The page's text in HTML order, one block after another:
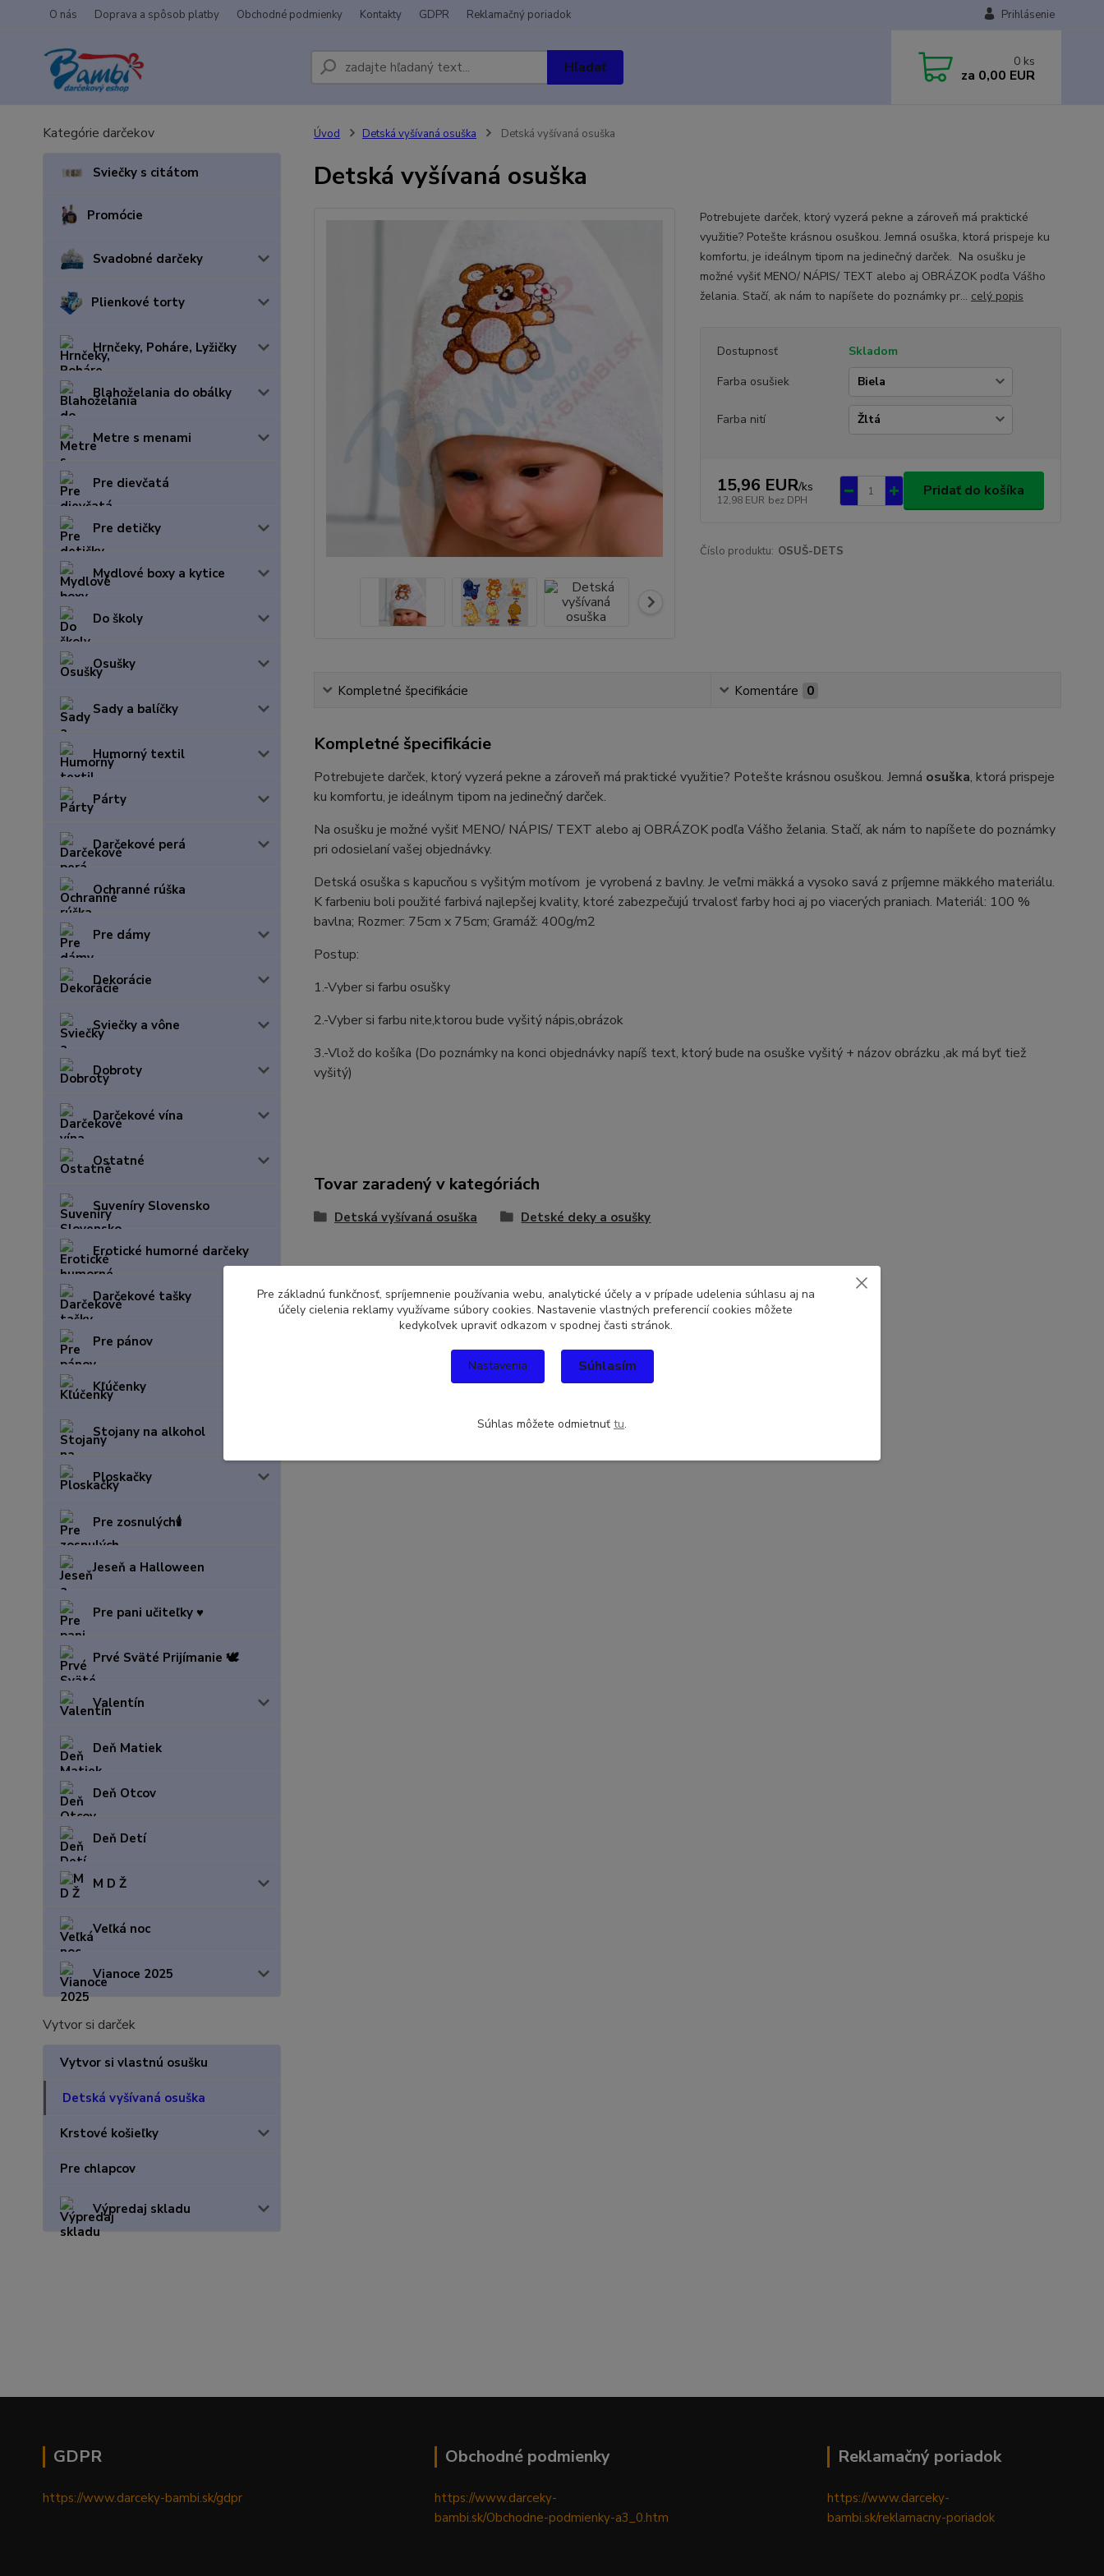
O nás Doprava a spôsob platby Obchodné podmienky Kontakty GDPR Reklamačný poriadok Prihlásenie
Hľadať 0 ks
za 0,00 EUR
Kategórie darčekov
Sviečky s citátom
Promócie
Svadobné darčeky
Plienkové torty
Hrnčeky, Poháre, Lyžičky
Blahoželania do obálky
Metre s menami
Pre dievčatá
Pre detičky
Mydlové boxy a kytice
Do školy
Osušky
Sady a balíčky
Humorný textil
Párty
Darčekové perá
Ochranné rúška
Pre dámy
Dekorácie
Sviečky a vône
Dobroty
Darčekové vína
Ostatné
Suveníry Slovensko
Erotické humorné darčeky
Darčekové tašky
Pre pánov
Kľúčenky
Stojany na alkohol
Ploskačky
Pre zosnulých🕯️
Jeseň a Halloween
Pre pani učiteľky ♥️
Prvé Sväté Prijímanie 🕊️
Valentín
Deň Matiek
Deň Otcov
Deň Detí
M D Ž
Veľká noc
Vianoce 2025
Vytvor si darček
Vytvor si vlastnú osušku
Detská vyšívaná osuška
Krstové košieľky
Pre chlapcov
Výpredaj skladu
Úvod Detská vyšívaná osuška Detská vyšívaná osuška
Detská vyšívaná osuška
Potrebujete darček, ktorý vyzerá pekne a zároveň má praktické
využitie? Potešte krásnou osuškou. Jemná osuška, ktorá prispeje ku
komfortu, je ideálnym tipom na jedinečný darček. Na osušku je
možné vyšiť MENO/ NÁPIS/ TEXT alebo aj OBRÁZOK podľa Vášho
želania. Stačí, ak nám to napíšete do poznámky pr... celý popis
Dostupnosť
Skladom
Farba osušiek
Farba nití
15,96 EUR/ks
12,98 EUR bez DPH
Pridať do košíka
Číslo produktu: OSUŠ-DETS
Kompletné špecifikácie Komentáre 0
Kompletné špecifikácie
Potrebujete darček, ktorý vyzerá pekne a zároveň má praktické využitie? Potešte krásnou osuškou. Jemná osuška, ktorá prispeje
ku komfortu, je ideálnym tipom na jedinečný darček.
Na osušku je možné vyšiť MENO/ NÁPIS/ TEXT alebo aj OBRÁZOK podľa Vášho želania. Stačí, ak nám to napíšete do poznámky
pri odosielaní vašej objednávky.
Detská osuška s kapucňou s vyšitým motívom je vyrobená z bavlny. Je veľmi mäkká a vysoko savá z príjemne mäkkého materiálu.
K farbeniu boli použité farbivá najlepšej kvality, ktoré zabezpečujú trvalosť farby hoci aj po viacerých praniach. Materiál: 100 %
bavlna; Rozmer: 75cm x 75cm; Gramáž: 400g/m2
Postup:
1.-Vyber si farbu osušky
2.-Vyber si farbu nite,ktorou bude vyšitý nápis,obrázok
3.-Vlož do košíka (Do poznámky na konci objednávky napíš text, ktorý bude na osuške vyšitý + názov obrázku ,ak má byť tiež
vyšitý)
Tovar zaradený v kategóriách
Detská vyšívaná osuška Detské deky a osušky
GDPR
https://www.darceky-bambi.sk/gdpr
Obchodné podmienky
https://www.darceky-
bambi.sk/Obchodne-podmienky-a3_0.htm
Reklamačný poriadok
https://www.darceky-
bambi.sk/reklamacny-poriadok
Pre základnú funkčnosť, spríjemnenie používania webu, analytické účely a v prípade udelenia súhlasu aj na
účely cielenia reklamy využívame súbory cookies. Nastavenie vlastných preferencií cookies môžete
kedykoľvek upraviť odkazom v spodnej časti stránok.
Nastavenia Súhlasím
Súhlas môžete odmietnuť tu.